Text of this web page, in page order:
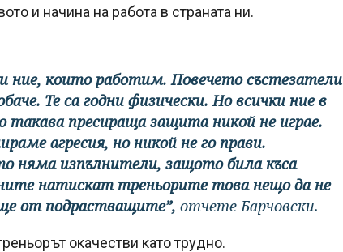
и начина на работа в страната ни.
ние, които работим. Повечето състезатели
Те са годни физически. Но всички ние в
такава пресираща защита никой не играе.
агресия, но никой не го прави.
няма изпълнители, защото била къса
натискат треньорите това нещо да не
от подрастващите”, отчете Барчовски.
окачестви като трудно.